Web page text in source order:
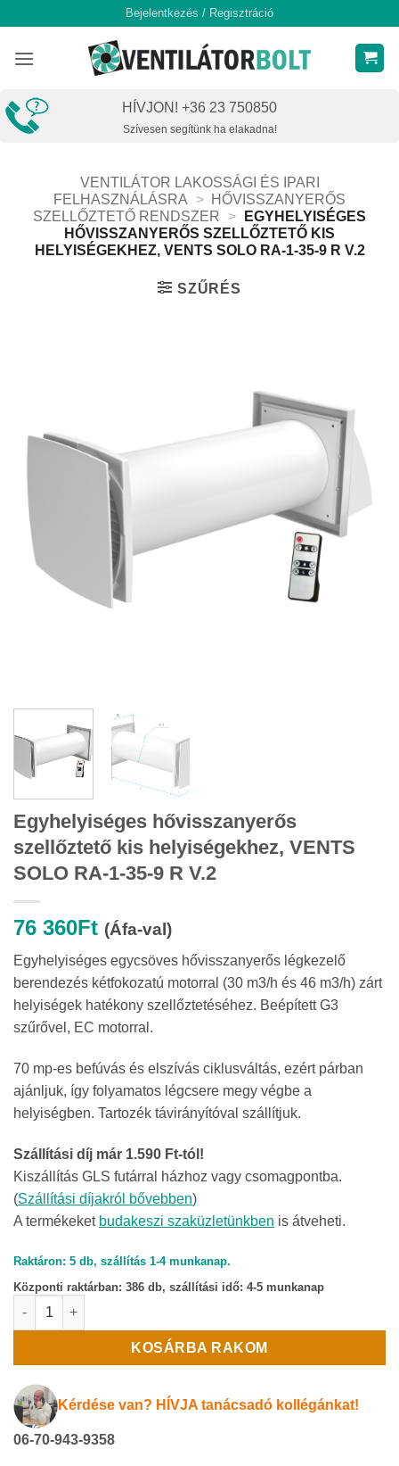
content
Bejelentkezés / Regisztráció
HÍVJON! +36 23 750850
Szívesen segítünk ha elakadna!
VENTILÁTOR LAKOSSÁGI ÉS IPARI
FELHASZNÁLÁSRA
>
HŐVISSZANYERŐS
SZELLŐZTETŐ RENDSZER
>
EGYHELYISÉGES
HŐVISSZANYERŐS SZELLŐZTETŐ KIS
HELYISÉGEKHEZ, VENTS SOLO RA-1-35-9 R V.2
SZŰRÉS
Egyhelyiséges hővisszanyerős
szellőztető kis helyiségekhez, VENTS
SOLO RA-1-35-9 R V.2
76 360Ft (Áfa-val)
Egyhelyiséges egycsöves hővisszanyerős légkezelő
berendezés kétfokozatú motorral (30 m3/h és 46 m3/h) zárt
helyiségek hatékony szellőztetéséhez. Beépített G3
szűrővel, EC motorral.
70 mp-es befúvás és elszívás ciklusváltás, ezért párban
ajánljuk, így folyamatos légcsere megy végbe a
helyiségben. Tartozék távirányítóval szállítjuk.
Szállítási díj már 1.590 Ft-tól!
Kiszállítás GLS futárral házhoz vagy csomagpontba.
(Szállítási díjakról bővebben)
A termékeket budakeszi szaküzletünkben is átveheti.
Raktáron: 5 db, szállítás 1-4 munkanap.
Központi raktárban: 386 db, szállítási idő: 4-5 munkanap
Egyhelyiséges hővisszanyerős szellőztető kis helyiségekhez,
KOSÁRBA RAKOM
Kérdése van? HÍVJA tanácsadó kollégánkat!
06-70-943-9358